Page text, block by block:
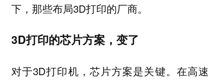
下，那些布局3D打印的厂商。
3D打印的芯片方案，变了
对于3D打印机，芯片方案是关键。在高速